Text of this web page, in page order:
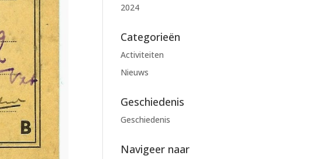
2024
Categorieën
Activiteiten
Nieuws
Geschiedenis
Geschiedenis
Navigeer naar